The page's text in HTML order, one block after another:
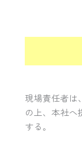
現場責任者は
の上、本社へ
する。